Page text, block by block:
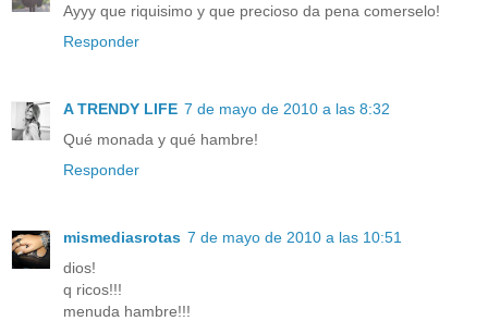
Ayyy que riquisimo y que precioso da pena comerselo!
Responder
A TRENDY LIFE 7 de mayo de 2010 a las 8:32
Qué monada y qué hambre!
Responder
mismediasrotas 7 de mayo de 2010 a las 10:51
dios!
q ricos!!!
menuda hambre!!!